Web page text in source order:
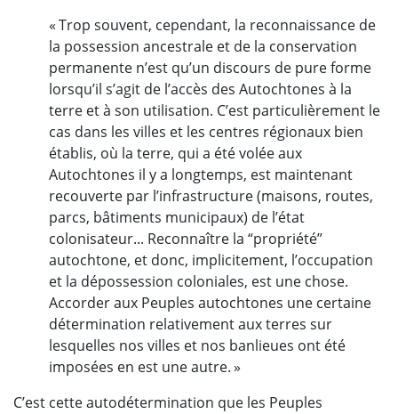
« Trop souvent, cependant, la reconnaissance de
la possession ancestrale et de la conservation
permanente n’est qu’un discours de pure forme
lorsqu’il s’agit de l’accès des Autochtones à la
terre et à son utilisation. C’est particulièrement le
cas dans les villes et les centres régionaux bien
établis, où la terre, qui a été volée aux
Autochtones il y a longtemps, est maintenant
recouverte par l’infrastructure (maisons, routes,
parcs, bâtiments municipaux) de l’état
colonisateur... Reconnaître la “propriété”
autochtone, et donc, implicitement, l’occupation
et la dépossession coloniales, est une chose.
Accorder aux Peuples autochtones une certaine
détermination relativement aux terres sur
lesquelles nos villes et nos banlieues ont été
imposées en est une autre. »
C’est cette autodétermination que les Peuples